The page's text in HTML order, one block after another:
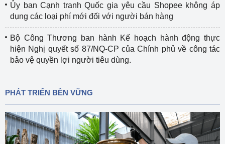
Ủy ban Cạnh tranh Quốc gia yêu cầu Shopee không áp
dụng các loại phí mới đối với người bán hàng
Bộ Công Thương ban hành Kế hoạch hành động thực
hiện Nghị quyết số 87/NQ-CP của Chính phủ về công tác
bảo vệ quyền lợi người tiêu dùng.
PHÁT TRIỂN BỀN VỮNG